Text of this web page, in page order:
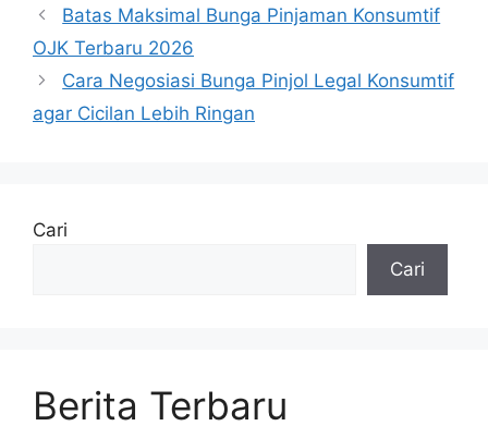
Batas Maksimal Bunga Pinjaman Konsumtif
OJK Terbaru 2026
Cara Negosiasi Bunga Pinjol Legal Konsumtif
agar Cicilan Lebih Ringan
Cari
Cari
Berita Terbaru